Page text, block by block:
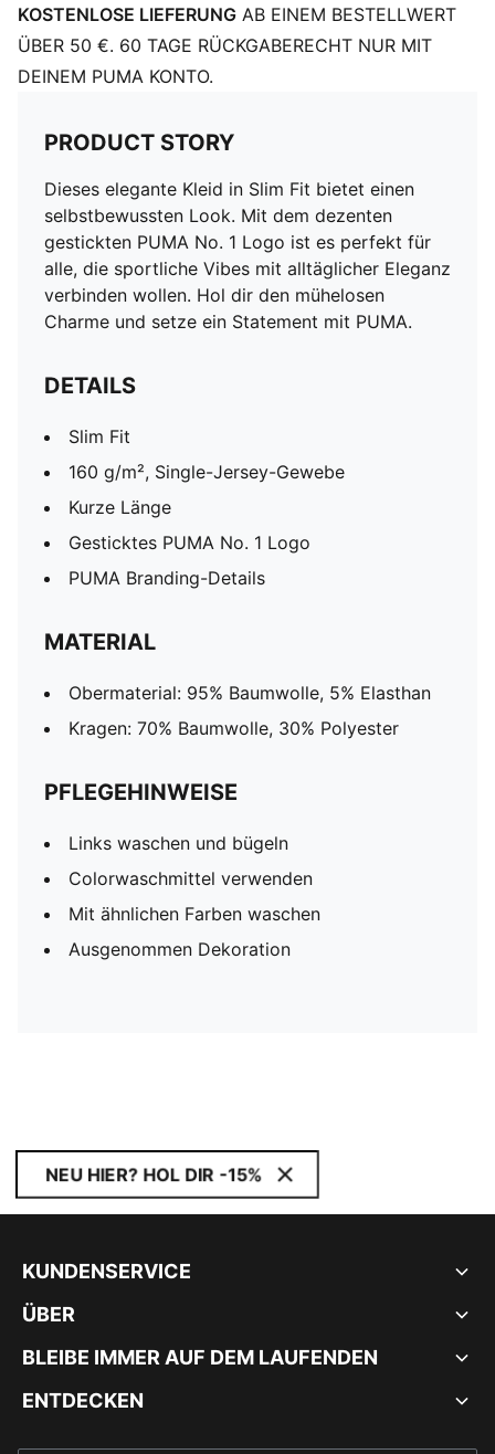
KOSTENLOSE LIEFERUNG AB EINEM BESTELLWERT
ÜBER 50 €. 60 TAGE RÜCKGABERECHT NUR MIT
DEINEM PUMA KONTO.
PRODUCT STORY
Dieses elegante Kleid in Slim Fit bietet einen
selbstbewussten Look. Mit dem dezenten
gestickten PUMA No. 1 Logo ist es perfekt für
alle, die sportliche Vibes mit alltäglicher Eleganz
verbinden wollen. Hol dir den mühelosen
Charme und setze ein Statement mit PUMA.
DETAILS
Slim Fit
160 g/m², Single-Jersey-Gewebe
Kurze Länge
Gesticktes PUMA No. 1 Logo
PUMA Branding-Details
MATERIAL
Obermaterial: 95% Baumwolle, 5% Elasthan
Kragen: 70% Baumwolle, 30% Polyester
PFLEGEHINWEISE
Links waschen und bügeln
Colorwaschmittel verwenden
Mit ähnlichen Farben waschen
Ausgenommen Dekoration
NEU HIER? HOL DIR -15%
KUNDENSERVICE
ÜBER
BLEIBE IMMER AUF DEM LAUFENDEN
ENTDECKEN